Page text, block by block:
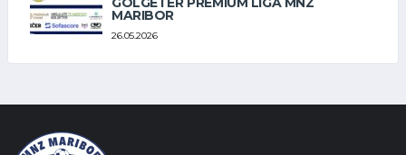
MARIBOR
26.05.2026